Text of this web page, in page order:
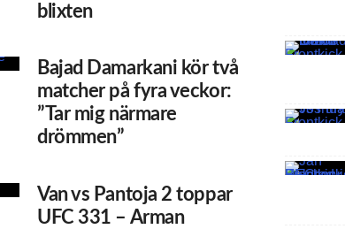
blixten
Bajad Damarkani kör två
matcher på fyra veckor:
”Tar mig närmare
drömmen”
Van vs Pantoja 2 toppar
UFC 331 – Arman